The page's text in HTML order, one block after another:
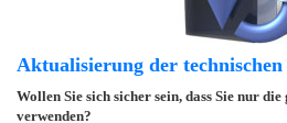
Aktualisierung der
Wollen Sie sich sicher sein, dass Sie nur
verwenden?